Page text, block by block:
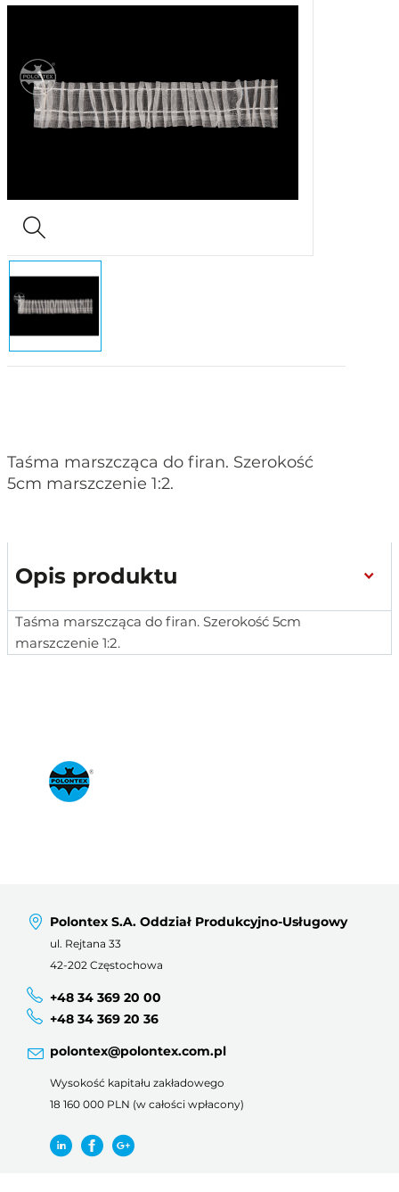
Taśma marszcząca do firan. Szerokość
5cm marszczenie 1:2.
Opis produktu
Taśma marszcząca do firan. Szerokość 5cm
marszczenie 1:2.
Polontex S.A. Oddział Produkcyjno-Usługowy
ul. Rejtana 33
42-202 Częstochowa
+48 34 369 20 00
+48 34 369 20 36
polontex@polontex.com.pl
Wysokość kapitału zakładowego
18 160 000 PLN (w całości wpłacony)